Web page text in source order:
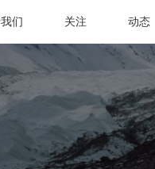
们 关注 动态